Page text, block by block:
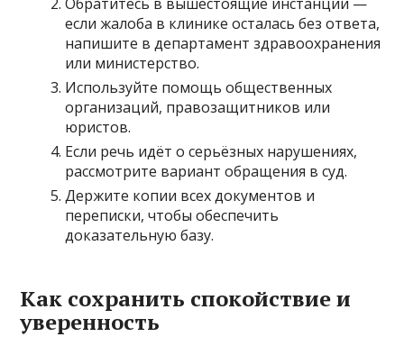
если жалоба в клинике осталась без ответа,
напишите в департамент здравоохранения
или министерство.
Используйте помощь общественных
организаций, правозащитников или
юристов.
Если речь идёт о серьёзных нарушениях,
рассмотрите вариант обращения в суд.
Держите копии всех документов и
переписки, чтобы обеспечить
доказательную базу.
Как сохранить спокойствие и
уверенность